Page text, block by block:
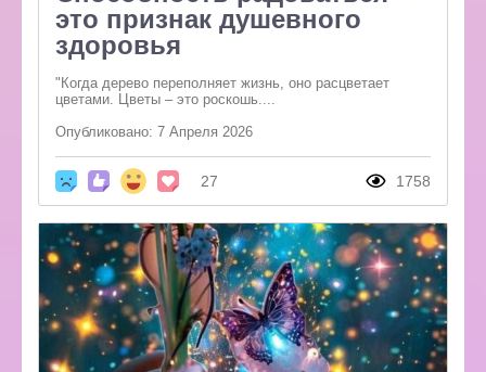
это признак душевного
здоровья
"Когда дерево переполняет жизнь, оно расцветает
цветами. Цветы – это роскошь....
Опубликовано: 7 Апреля 2026
27 1758